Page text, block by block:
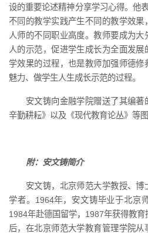
设的重要论述精神分享学习心得。他
不同的教学实践产生不同的教学效果
人师的不同职业高度。教师要成为
人的示范，促进学生成长为全面发
学效果的过程，也是教师加强师德
魅力、做学生人生成长示范的过程。
安文铸向金融学院赠送了其编
辛勤耕耘》以及《现代教育论丛》等图
附：安文铸简介
安文铸，北京师范大学教授、
学者。1964年， 安文铸毕业于北京
1984年赴德国留学，1987年获得教
后，在北京师范大学教育管理学院